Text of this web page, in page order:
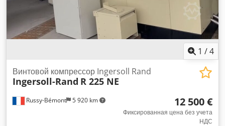
1 /4
Russy-Bémont 5 920 km
Винтовой компрессор Ingersoll Rand
Ingersoll-Rand R 225 NE
12 500 €
Фиксированная цена без учета
НДС